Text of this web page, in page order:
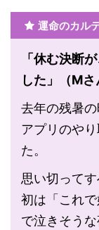
運命のカル
「休む決断
した」（Mさ
去年の残暑
アプリのや
た。
思い切って
初は「これ
で泣きそうな